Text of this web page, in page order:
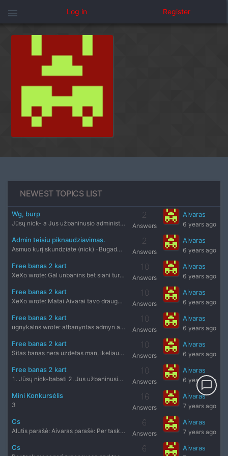
menu Log in Register
NEWEST TOPICS LIST
Wg, burp
Jūsų nick- a Jus užbaninusio administratoriaus nick'as- bur
2
Answers
Aivaras
6 years ago
Admin teisiu piknaudziavimas.
Asmuo kurį skundziate (nick) -Bugadaba Serveris-Public Prie
2
Answers
Aivaras
6 years ago
Free banas 2 kart
XeXo wrote: Gal unbanins bet siani tures stoga jis xdd Jau
10
Answers
Aivaras
6 years ago
Free banas 2 kart
XeXo wrote: Matai Aivarai tavo draugelis tures stoga dabar
10
Answers
Aivaras
6 years ago
Free banas 2 kart
ugnykalns wrote: atbanyntas admyn acidarius mokikloms bus s
10
Answers
Aivaras
6 years ago
Free banas 2 kart
Sitas banas nera uzdetas man, ikeliau nes jam paciam neisejo
10
Answers
Aivaras
6 years ago
Free banas 2 kart
1. Jūsų nick-babati 2. Jus užbaninusio administratoriaus nic
10
Answers
Aivaras
6 years ago
Mini Konkursėlis
3
16
Answers
Aivaras
7 years ago
Cs
Alutis parašė: Aivaras parašė: Per task manageri procesuos
6
Answers
Aivaras
7 years ago
Cs 6 Aivaras
chat_bubble_outline